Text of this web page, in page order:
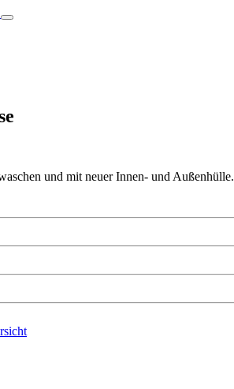
und mit neuer Innen- und Außenhülle.